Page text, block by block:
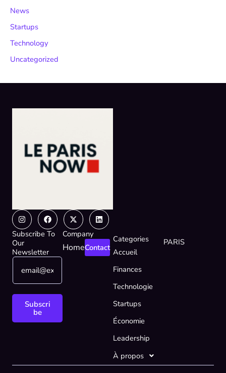
News
Startups
Technology
Uncategorized
InstagramFacebook
X-
twitter
Linkedin
Subscribe To
Our
Newsletter
*
m
a
E
l
E
a
Subscri
be
Company
HomeContact
Categories
Accueil
Finances
Technologie
Startups
Économie
Leadership
À propos
PARIS